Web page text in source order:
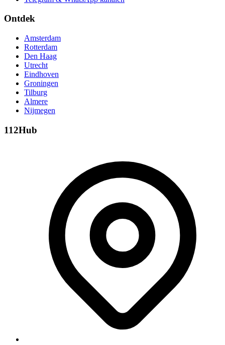
Ontdek
Amsterdam
Rotterdam
Den Haag
Utrecht
Eindhoven
Groningen
Tilburg
Almere
Nijmegen
112Hub